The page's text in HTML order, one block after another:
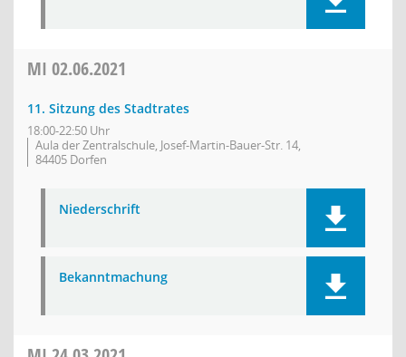
MI 02.06.2021
11. Sitzung des Stadtrates
18:00-22:50 Uhr
Aula der Zentralschule, Josef-Martin-Bauer-Str. 14,
84405 Dorfen
Niederschrift
Bekanntmachung